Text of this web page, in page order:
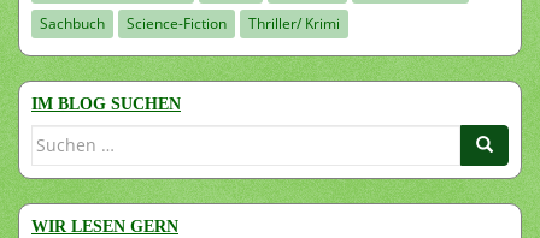
Sachbuch
Science-Fiction Thriller/ Krimi
IM BLOG SUCHEN
Suchen
WIR LESEN GERN